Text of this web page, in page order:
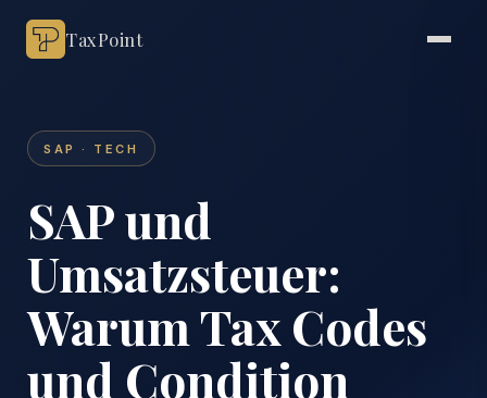
TaxPoint
SAP · TECH
SAP und
Umsatzsteuer:
Warum Tax Codes
und Condition